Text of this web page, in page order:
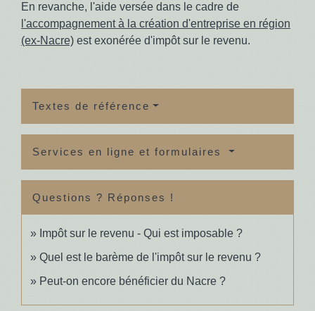
En revanche, l'aide versée dans le cadre de
l'accompagnement à la création d'entreprise en région
(ex-Nacre) est exonérée d'impôt sur le revenu.
Textes de référence
Services en ligne et formulaires
Questions ? Réponses !
Impôt sur le revenu - Qui est imposable ?
Quel est le barème de l'impôt sur le revenu ?
Peut-on encore bénéficier du Nacre ?